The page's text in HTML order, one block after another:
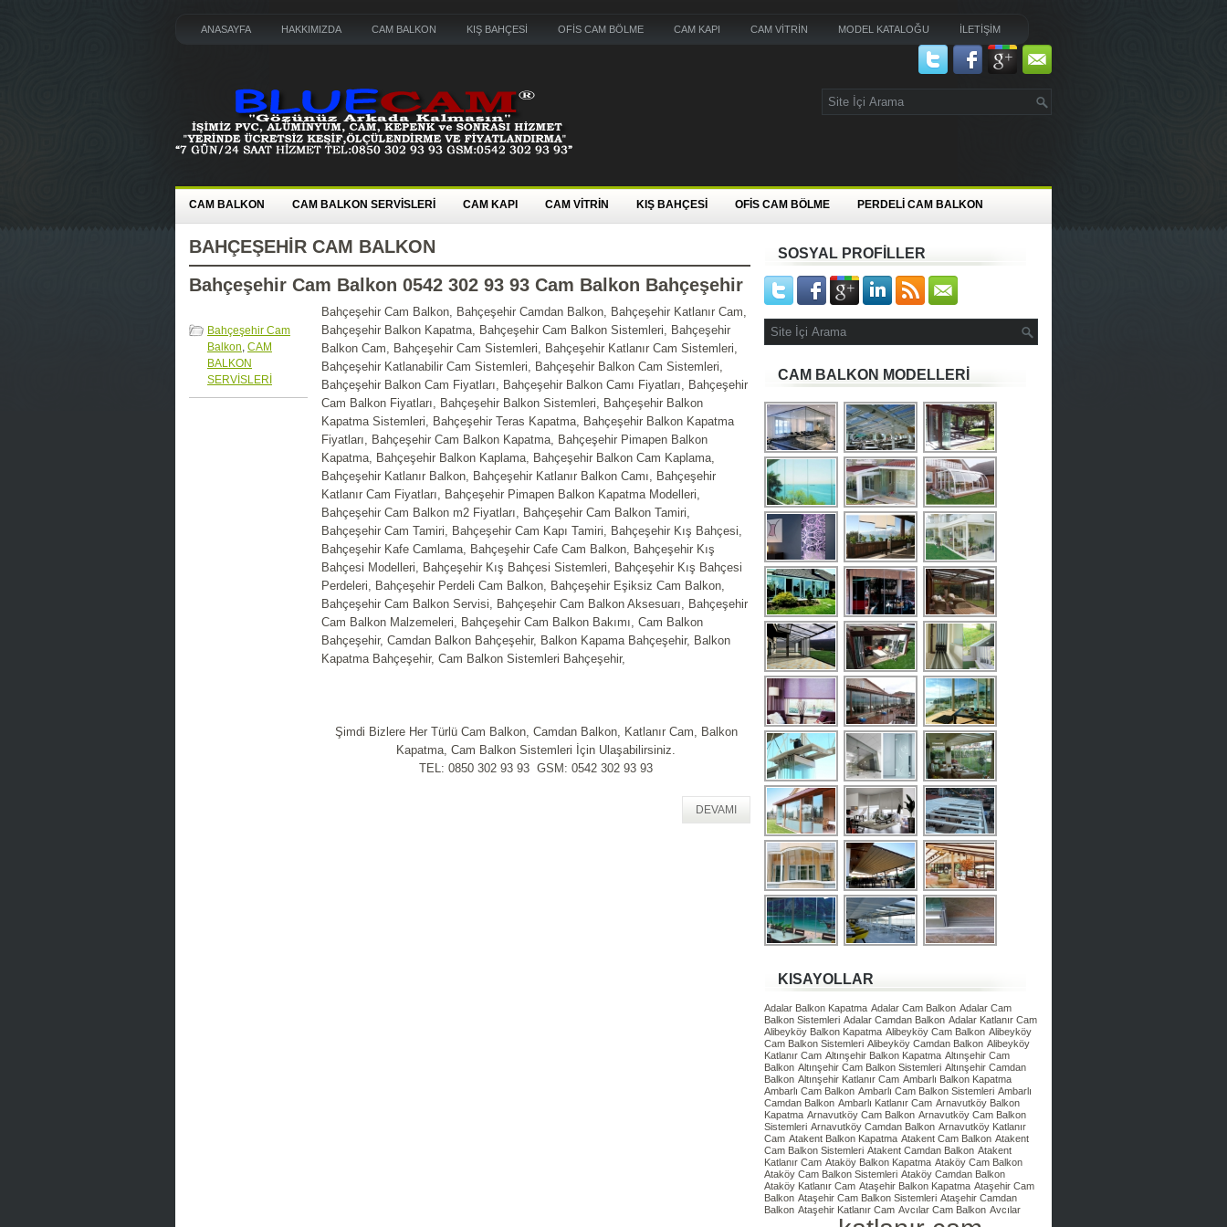
ANASAYFA HAKKIMIZDA CAM BALKON KIŞ BAHÇESİ OFİS CAM BÖLME CAM KAPI CAM VİTRİN MODEL KATALOĞU İLETİŞİM
CAM BALKON CAM BALKON SERVİSLERİ CAM KAPI CAM VİTRİN KIŞ BAHÇESİ OFİS CAM BÖLME PERDELİ CAM BALKON
BAHÇEŞEHIR CAM BALKON
Bahçeşehir Cam Balkon 0542 302 93 93 Cam Balkon Bahçeşehir
Bahçeşehir Cam
Balkon, CAM
BALKON
SERVİSLERİ
Bahçeşehir Cam Balkon, Bahçeşehir Camdan Balkon, Bahçeşehir Katlanır Cam,
Bahçeşehir Balkon Kapatma, Bahçeşehir Cam Balkon Sistemleri, Bahçeşehir
Balkon Cam, Bahçeşehir Cam Sistemleri, Bahçeşehir Katlanır Cam Sistemleri,
Bahçeşehir Katlanabilir Cam Sistemleri, Bahçeşehir Balkon Cam Sistemleri,
Bahçeşehir Balkon Cam Fiyatları, Bahçeşehir Balkon Camı Fiyatları, Bahçeşehir
Cam Balkon Fiyatları, Bahçeşehir Balkon Sistemleri, Bahçeşehir Balkon
Kapatma Sistemleri, Bahçeşehir Teras Kapatma, Bahçeşehir Balkon Kapatma
Fiyatları, Bahçeşehir Cam Balkon Kapatma, Bahçeşehir Pimapen Balkon
Kapatma, Bahçeşehir Balkon Kaplama, Bahçeşehir Balkon Cam Kaplama,
Bahçeşehir Katlanır Balkon, Bahçeşehir Katlanır Balkon Camı, Bahçeşehir
Katlanır Cam Fiyatları, Bahçeşehir Pimapen Balkon Kapatma Modelleri,
Bahçeşehir Cam Balkon m2 Fiyatları, Bahçeşehir Cam Balkon Tamiri,
Bahçeşehir Cam Tamiri, Bahçeşehir Cam Kapı Tamiri, Bahçeşehir Kış Bahçesi,
Bahçeşehir Kafe Camlama, Bahçeşehir Cafe Cam Balkon, Bahçeşehir Kış
Bahçesi Modelleri, Bahçeşehir Kış Bahçesi Sistemleri, Bahçeşehir Kış Bahçesi
Perdeleri, Bahçeşehir Perdeli Cam Balkon, Bahçeşehir Eşiksiz Cam Balkon,
Bahçeşehir Cam Balkon Servisi, Bahçeşehir Cam Balkon Aksesuarı, Bahçeşehir
Cam Balkon Malzemeleri, Bahçeşehir Cam Balkon Bakımı, Cam Balkon
Bahçeşehir, Camdan Balkon Bahçeşehir, Balkon Kapama Bahçeşehir, Balkon
Kapatma Bahçeşehir, Cam Balkon Sistemleri Bahçeşehir,
Şimdi Bizlere Her Türlü Cam Balkon, Camdan Balkon, Katlanır Cam, Balkon
Kapatma, Cam Balkon Sistemleri İçin Ulaşabilirsiniz.
TEL: 0850 302 93 93 GSM: 0542 302 93 93
DEVAMI
SOSYAL PROFİLLER
CAM BALKON MODELLERİ
KISAYOLLAR
Adalar Balkon Kapatma Adalar Cam Balkon Adalar Cam
Balkon Sistemleri Adalar Camdan Balkon Adalar Katlanır Cam
Alibeyköy Balkon Kapatma Alibeyköy Cam Balkon Alibeyköy
Cam Balkon Sistemleri Alibeyköy Camdan Balkon Alibeyköy
Katlanır Cam Altınşehir Balkon Kapatma Altınşehir Cam
Balkon Altınşehir Cam Balkon Sistemleri Altınşehir Camdan
Balkon Altınşehir Katlanır Cam Ambarlı Balkon Kapatma
Ambarlı Cam Balkon Ambarlı Cam Balkon Sistemleri Ambarlı
Camdan Balkon Ambarlı Katlanır Cam Arnavutköy Balkon
Kapatma Arnavutköy Cam Balkon Arnavutköy Cam Balkon
Sistemleri Arnavutköy Camdan Balkon Arnavutköy Katlanır
Cam Atakent Balkon Kapatma Atakent Cam Balkon Atakent
Cam Balkon Sistemleri Atakent Camdan Balkon Atakent
Katlanır Cam Ataköy Balkon Kapatma Ataköy Cam Balkon
Ataköy Cam Balkon Sistemleri Ataköy Camdan Balkon
Ataköy Katlanır Cam Ataşehir Balkon Kapatma Ataşehir Cam
Balkon Ataşehir Cam Balkon Sistemleri Ataşehir Camdan
Balkon Ataşehir Katlanır Cam Avcılar Cam Balkon Avcılar